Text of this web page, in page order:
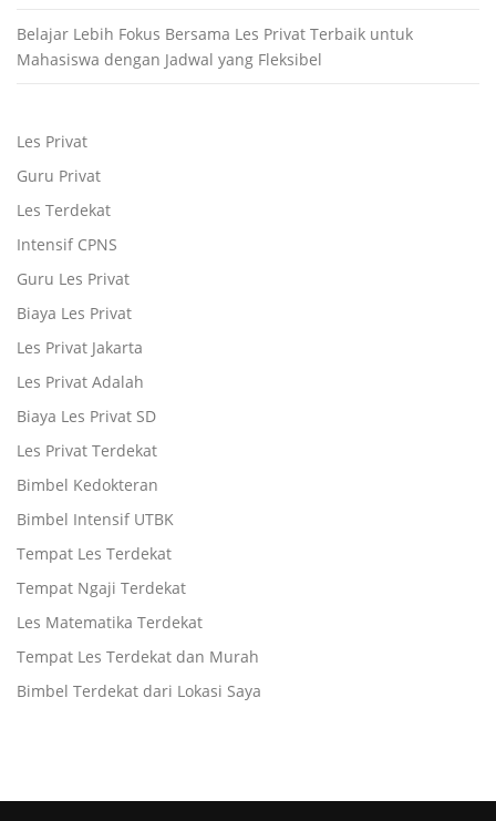
Belajar Lebih Fokus Bersama Les Privat Terbaik untuk
Mahasiswa dengan Jadwal yang Fleksibel
Les Privat
Guru Privat
Les Terdekat
Intensif CPNS
Guru Les Privat
Biaya Les Privat
Les Privat Jakarta
Les Privat Adalah
Biaya Les Privat SD
Les Privat Terdekat
Bimbel Kedokteran
Bimbel Intensif UTBK
Tempat Les Terdekat
Tempat Ngaji Terdekat
Les Matematika Terdekat
Tempat Les Terdekat dan Murah
Bimbel Terdekat dari Lokasi Saya